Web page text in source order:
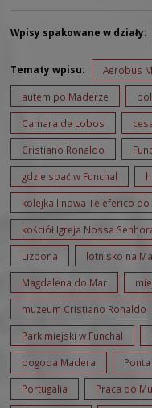
Wpisy spakowane w działy:
Tematy wpisu: Aerobus
autem po Maderze
Camara de Lobos
Cristiano Ronaldo
gdzie spać w Funchal
kolejka linowa Teleferico do
kościół Igreja Nossa
Lizbona lotnisko na
Magdalena do Mar
muzeum Cristiano Ronaldo
Park miejski w Funchal
pogoda Madera
Portugalia Praca do